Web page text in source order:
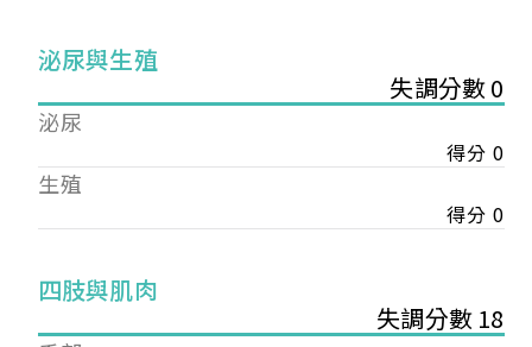
泌尿與生殖
失調分數 0
泌尿
得分 0
生殖
得分 0
四肢與肌肉
失調分數 18
您已成功送出會員申請
您好，您的會員申請，已成功送出，經本協會理事